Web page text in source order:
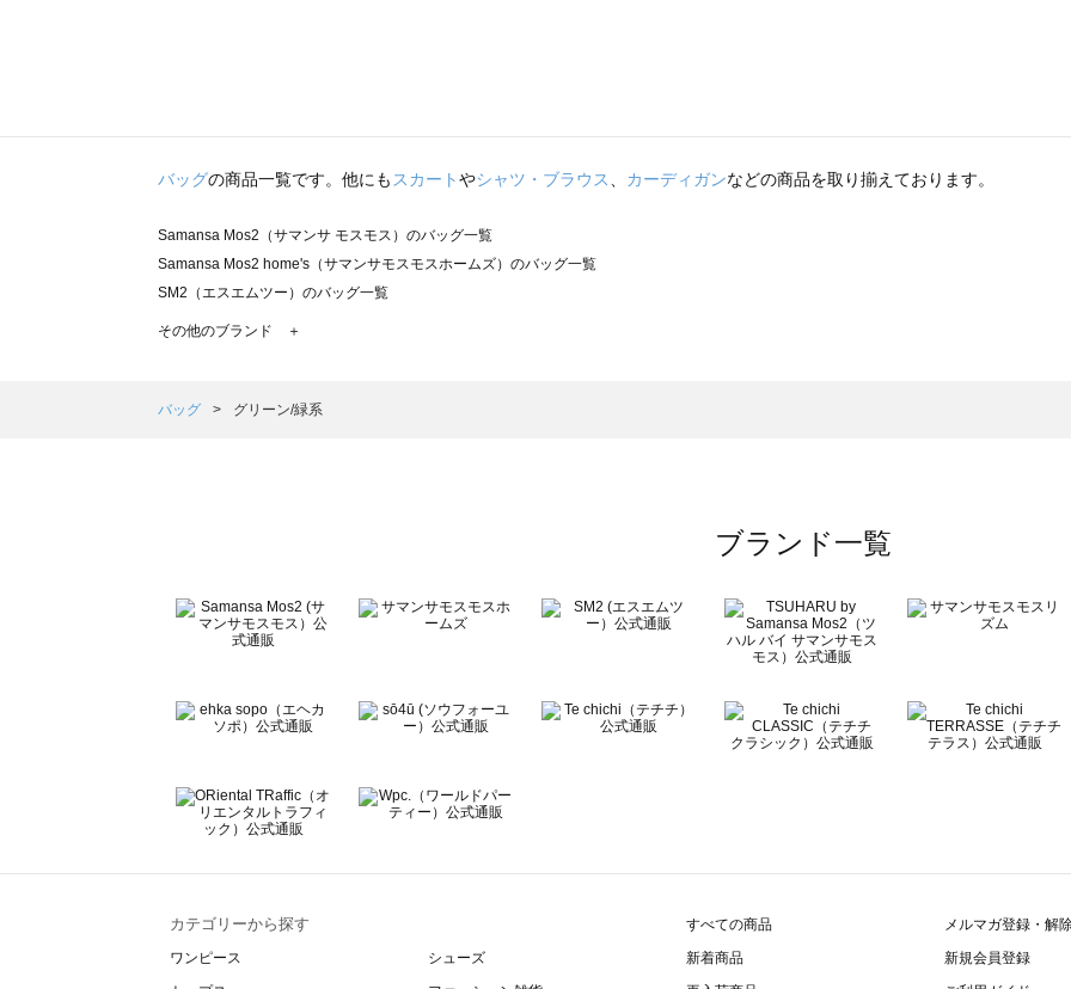
バッグの商品一覧です。他にも スカートやシャツ・ブラウス カーディガンなどの商品を取り揃えております。
Samansa Mos2（サマンサ モスモス）のバッグ一覧
Samansa Mos2 home's（サマンサモスモスホームズ）のバッグ一覧
SM2（エスエムツー）のバッグ一覧
TSUHARU by Samansa Mos2（ツハルバイサマンサモスモス）のバッグ一覧
Samansa Mos2 Lagom（サマンサモスモス ラーゴム）のバッグ一覧
BETTY'S BLUE（べティーズブルー）のバッグ一覧
Wpc.（ワールドパーティー）のバッグ一覧
その他のブランド ＋
バッグ グリーン/緑系
ブランド一覧
カテゴリーから探す
ワンピース
シューズ
すべての商品
新着商品
メルマガ登録・解
新規会員登録